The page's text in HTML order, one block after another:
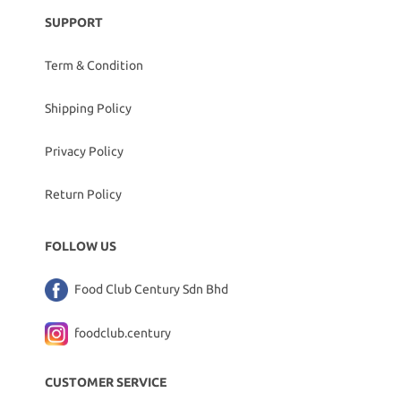
SUPPORT
Term & Condition
Shipping Policy
Privacy Policy
Return Policy
FOLLOW US
Food Club Century Sdn Bhd
foodclub.century
CUSTOMER SERVICE